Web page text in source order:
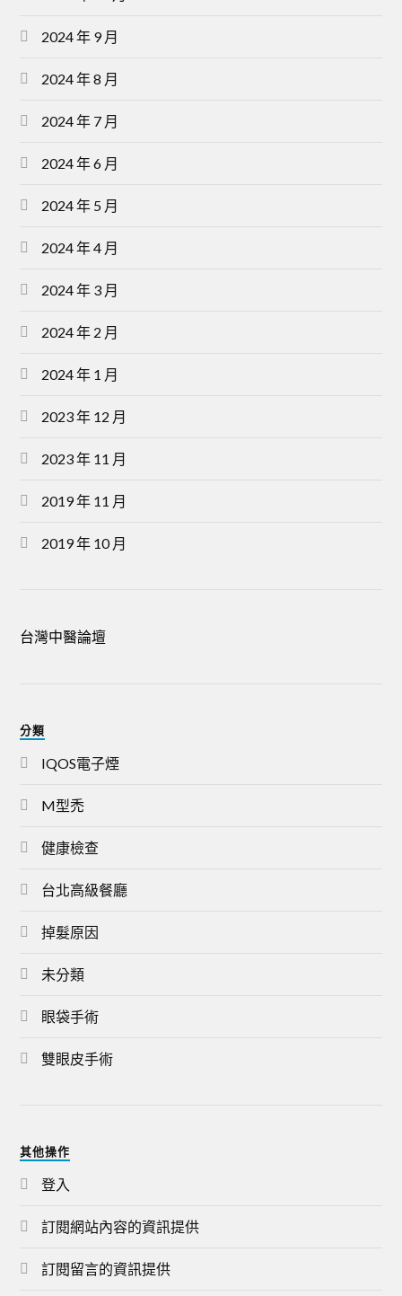
2024 年 9 月
2024 年 8 月
2024 年 7 月
2024 年 6 月
2024 年 5 月
2024 年 4 月
2024 年 3 月
2024 年 2 月
2024 年 1 月
2023 年 12 月
2023 年 11 月
2019 年 11 月
2019 年 10 月
台灣中醫論壇
分類
IQOS電子煙
M型禿
健康檢查
台北高級餐廳
掉髮原因
未分類
眼袋手術
雙眼皮手術
其他操作
登入
訂閱網站內容的資訊提供
訂閱留言的資訊提供